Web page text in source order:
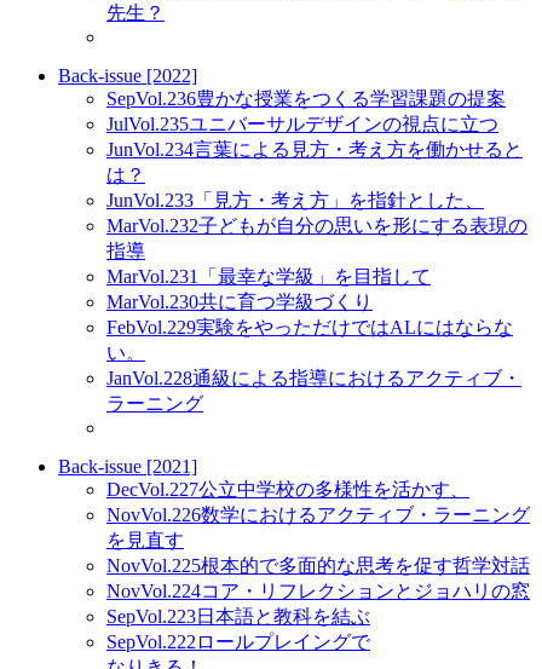
先生？
Back-issue [2022]
SepVol.236豊かな授業をつくる学習課題の提案
JulVol.235ユニバーサルデザインの視点に立つ
JunVol.234言葉による見方・考え方を働かせると
は？
JunVol.233 「見方・考え方」を指針とした、
MarVol.232子どもが自分の思いを形にする表現の
指導
MarVol.231
「最幸な学級」を目指して
MarVol.230共に育つ学級づくり
FebVol.229実験をやっただけではALにはならな
い。
JanVol.228通級による指導におけるアクティブ・
ラーニング
Back-issue [2021]
DecVol.227公立中学校の多様性を活かす、
NovVol.226数学におけるアクティブ・ラーニング
を見直す
NovVol.225根本的で多面的な思考を促す哲学対話
NovVol.224コア・リフレクションとジョハリの窓
SepVol.223日本語と教科を結ぶ
SepVol.222 ロールプレイングで